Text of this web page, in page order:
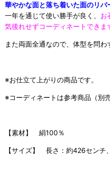
華やかな面と落ち着いた面のリバ
一年を通じて使い勝手が良く、 お
気後れせずコーディネートできま
また両面全通なので、体型を問わ
※お仕立て上がりの商品です。
※コーディネートは参考商品（別
【素材】 絹100％
【サイズ】 長さ：約426センチ